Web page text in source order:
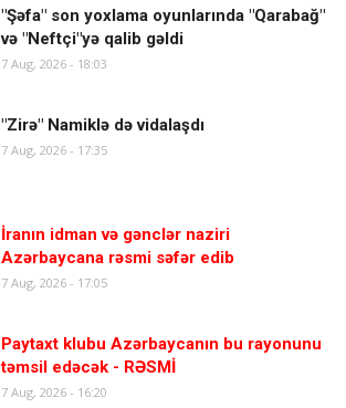
"Şəfa" son yoxlama oyunlarında "Qarabağ"
və "Neftçi"yə qalib gəldi
7 Aug, 2026 - 18:03
"Zirə" Namiklə də vidalaşdı
7 Aug, 2026 - 17:35
İranın idman və gənclər naziri
Azərbaycana rəsmi səfər edib
7 Aug, 2026 - 17:05
Paytaxt klubu Azərbaycanın bu rayonunu
təmsil edəcək - RƏSMİ
7 Aug, 2026 - 16:20